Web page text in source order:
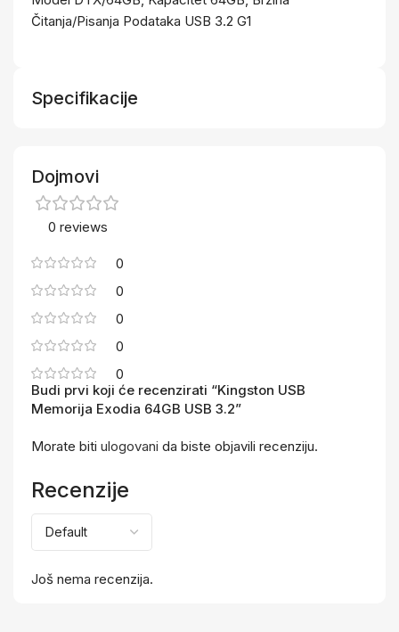
Čitanja/Pisanja Podataka USB 3.2 G1
Specifikacije
Dojmovi
0 reviews
0
0
0
0
0
Recenzije
Još nema recenzija.
Budi prvi koji će recenzirati “Kingston USB
Memorija Exodia 64GB USB 3.2”
Morate biti ulogovani da biste objavili recenziju.